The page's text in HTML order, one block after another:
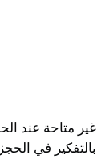
غير متاحة عند
في